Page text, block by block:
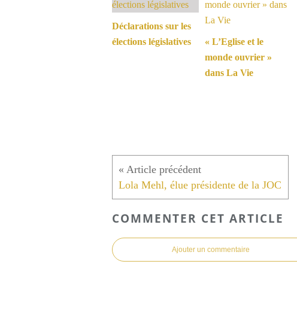
Déclarations sur les
élections législatives
« L’Eglise et le
monde ouvrier »
dans La Vie
Lola Mehl, élue présidente de la JOC
COMMENTER CET ARTICLE
Ajouter un commentaire